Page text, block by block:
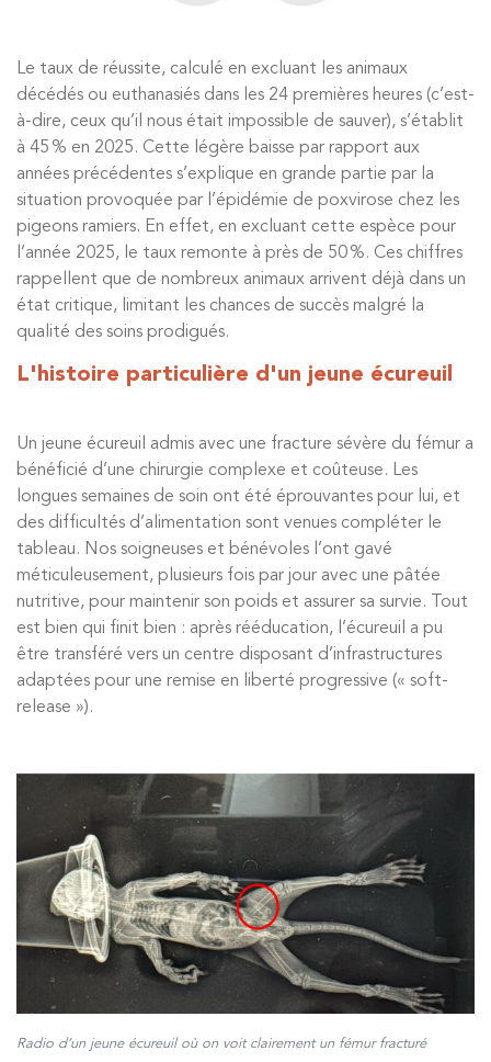
Le taux de réussite, calculé en excluant les animaux
décédés ou euthanasiés dans les 24 premières heures (c’est-
à-dire, ceux qu’il nous était impossible de sauver), s’établit
à 45 % en 2025. Cette légère baisse par rapport aux
années précédentes s’explique en grande partie par la
situation provoquée par l’épidémie de poxvirose chez les
pigeons ramiers. En effet, en excluant cette espèce pour
l’année 2025, le taux remonte à près de 50 %. Ces chiffres
rappellent que de nombreux animaux arrivent déjà dans un
état critique, limitant les chances de succès malgré la
qualité des soins prodigués.
L'histoire particulière d'un jeune écureuil
Un jeune écureuil admis avec une fracture sévère du fémur a
bénéficié d’une chirurgie complexe et coûteuse. Les
longues semaines de soin ont été éprouvantes pour lui, et
des difficultés d’alimentation sont venues compléter le
tableau. Nos soigneuses et bénévoles l’ont gavé
méticuleusement, plusieurs fois par jour avec une pâtée
nutritive, pour maintenir son poids et assurer sa survie. Tout
est bien qui finit bien : après rééducation, l’écureuil a pu
être transféré vers un centre disposant d’infrastructures
adaptées pour une remise en liberté progressive (« soft-
release »).
Radio d’un jeune écureuil où on voit clairement un fémur fracturé